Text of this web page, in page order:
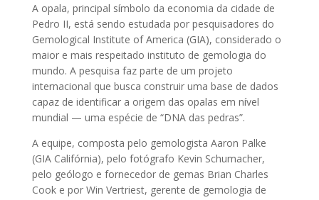
A opala, principal símbolo da economia da cidade de
Pedro II, está sendo estudada por pesquisadores do
Gemological Institute of America (GIA), considerado o
maior e mais respeitado instituto de gemologia do
mundo. A pesquisa faz parte de um projeto
internacional que busca construir uma base de dados
capaz de identificar a origem das opalas em nível
mundial — uma espécie de “DNA das pedras”.
A equipe, composta pelo gemologista Aaron Palke
(GIA Califórnia), pelo fotógrafo Kevin Schumacher,
pelo geólogo e fornecedor de gemas Brian Charles
Cook e por Win Vertriest, gerente de gemologia de